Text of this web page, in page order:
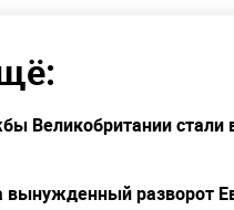
Великобритании стали
вынужденный разворот